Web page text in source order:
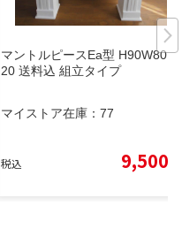
マントルピースEa型 H90W80D
20 送料込 組立タイプ
マイストア在庫： 77
税込 9,500